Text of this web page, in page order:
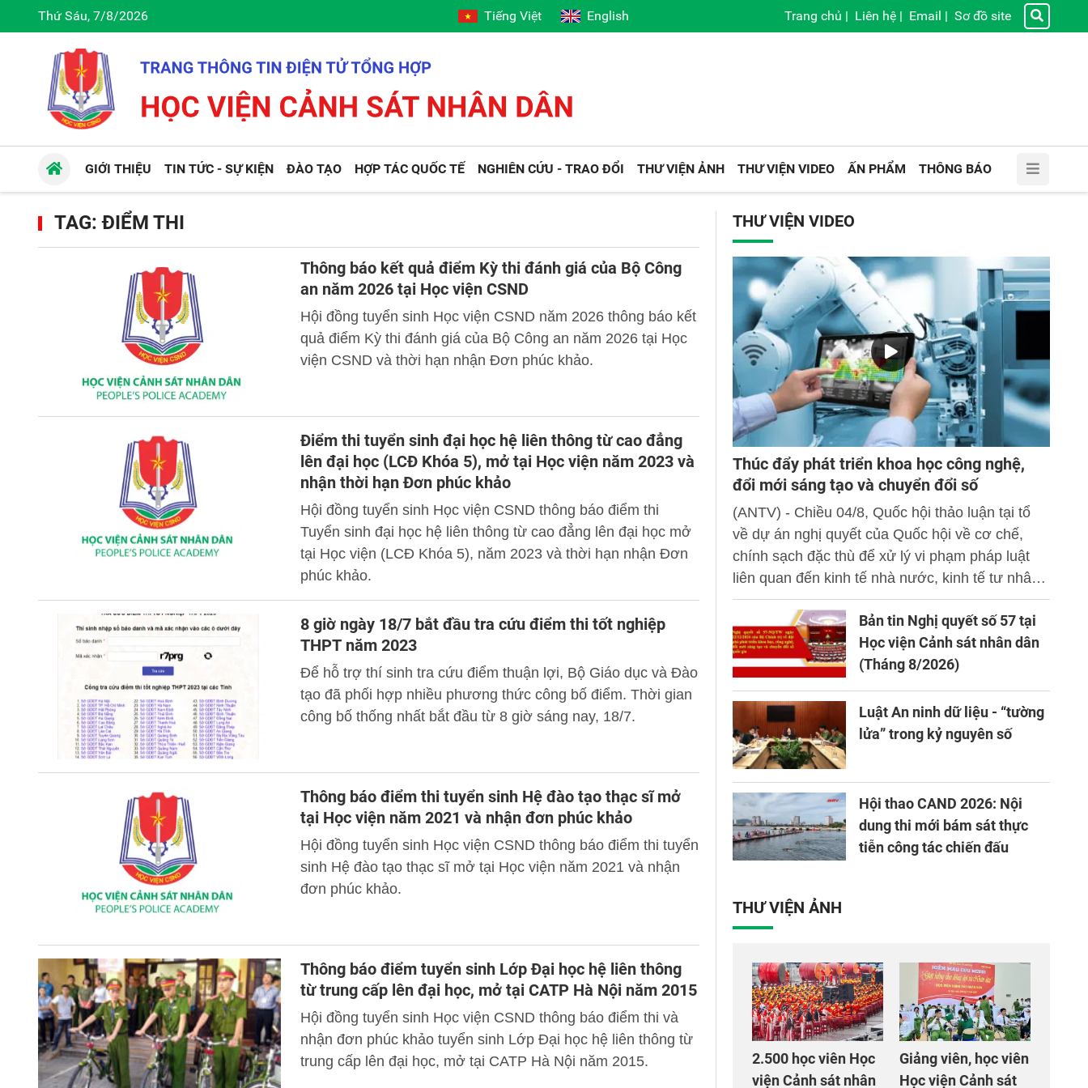
Thứ Sáu, 7/8/2026 Tiếng Việt English Trang chủ | Liên hệ | Email | Sơ đồ site
GIỚI THIỆU TIN TỨC - SỰ KIỆN ĐÀO TẠO HỢP TÁC QUỐC TẾ NGHIÊN CỨU - TRAO ĐỔI THƯ VIỆN ẢNH THƯ VIỆN VIDEO ẤN PHẨM THÔNG BÁO
TAG: ĐIỂM THI
Thông báo kết quả điểm Kỳ thi đánh giá của Bộ Công
an năm 2026 tại Học viện CSND
Hội đồng tuyển sinh Học viện CSND năm 2026 thông báo kết
quả điểm Kỳ thi đánh giá của Bộ Công an năm 2026 tại Học
viện CSND và thời hạn nhận Đơn phúc khảo.
Điểm thi tuyển sinh đại học hệ liên thông từ cao đẳng
lên đại học (LCĐ Khóa 5), mở tại Học viện năm 2023 và
nhận thời hạn Đơn phúc khảo
Hội đồng tuyển sinh Học viện CSND thông báo điểm thi
Tuyển sinh đại học hệ liên thông từ cao đẳng lên đại học mở
tại Học viện (LCĐ Khóa 5), năm 2023 và thời hạn nhận Đơn
phúc khảo.
8 giờ ngày 18/7 bắt đầu tra cứu điểm thi tốt nghiệp
THPT năm 2023
Để hỗ trợ thí sinh tra cứu điểm thuận lợi, Bộ Giáo dục và Đào
tạo đã phối hợp nhiều phương thức công bố điểm. Thời gian
công bố thống nhất bắt đầu từ 8 giờ sáng nay, 18/7.
Thông báo điểm thi tuyển sinh Hệ đào tạo thạc sĩ mở
tại Học viện năm 2021 và nhận đơn phúc khảo
Hội đồng tuyển sinh Học viện CSND thông báo điểm thi tuyển
sinh Hệ đào tạo thạc sĩ mở tại Học viện năm 2021 và nhận
đơn phúc khảo.
Thông báo điểm tuyển sinh Lớp Đại học hệ liên thông
từ trung cấp lên đại học, mở tại CATP Hà Nội năm 2015
Hội đồng tuyển sinh Học viện CSND thông báo điểm thi và
nhận đơn phúc khảo tuyển sinh Lớp Đại học hệ liên thông từ
trung cấp lên đại học, mở tại CATP Hà Nội năm 2015.
THƯ VIỆN VIDEO
Thúc đẩy phát triển khoa học công nghệ,
đổi mới sáng tạo và chuyển đổi số
(ANTV) - Chiều 04/8, Quốc hội thảo luận tại tổ
về dự án nghị quyết của Quốc hội về cơ chế,
chính sạch đặc thù để xử lý vi phạm pháp luật
liên quan đến kinh tế nhà nước, kinh tế tư nhân
và ứng dụng khoa học công nghệ, đổi mới sáng
tạo và chuyển đổi số.Bản tin Nghị quyết số 57 tại
Học viện Cảnh sát nhân dân
(Tháng 8/2026)
Luật An ninh dữ liệu - “tường
lửa” trong kỷ nguyên số
Hội thao CAND 2026: Nội
dung thi mới bám sát thực
tiễn công tác chiến đấu
THƯ VIỆN ẢNH
2.500 học viên Học
viện Cảnh sát nhân
Giảng viên, học viên
Học viện Cảnh sát